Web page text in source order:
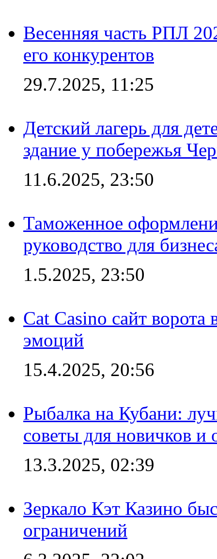
Весенняя часть РПЛ
его конкурентов
29.7.2025, 11:25
Детский лагерь для
здание у побережья
11.6.2025, 23:50
Таможенное
руководство для
1.5.2025, 23:50
Cat Casino сайт
эмоций
15.4.2025, 20:56
Рыбалка на Кубани:
советы для новичков
13.3.2025, 02:39
Зеркало Кэт Казино
ограничений